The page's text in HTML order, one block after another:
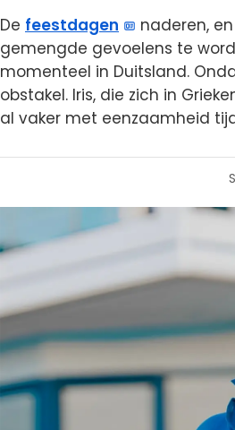
De feestdagen naderen,
gemengde gevoelens te
momenteel in Duitsland.
obstakel. Iris, die zich in
al vaker met eenzaamheid